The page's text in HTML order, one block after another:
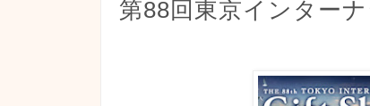
第88回東京インター